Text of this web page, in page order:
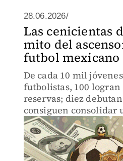
28.06.2026/
Las cenicientas
mito del
futbol mexicano
De cada 10 mil
futbolistas, 100
reservas; diez
consiguen consolidar
menos rentable.